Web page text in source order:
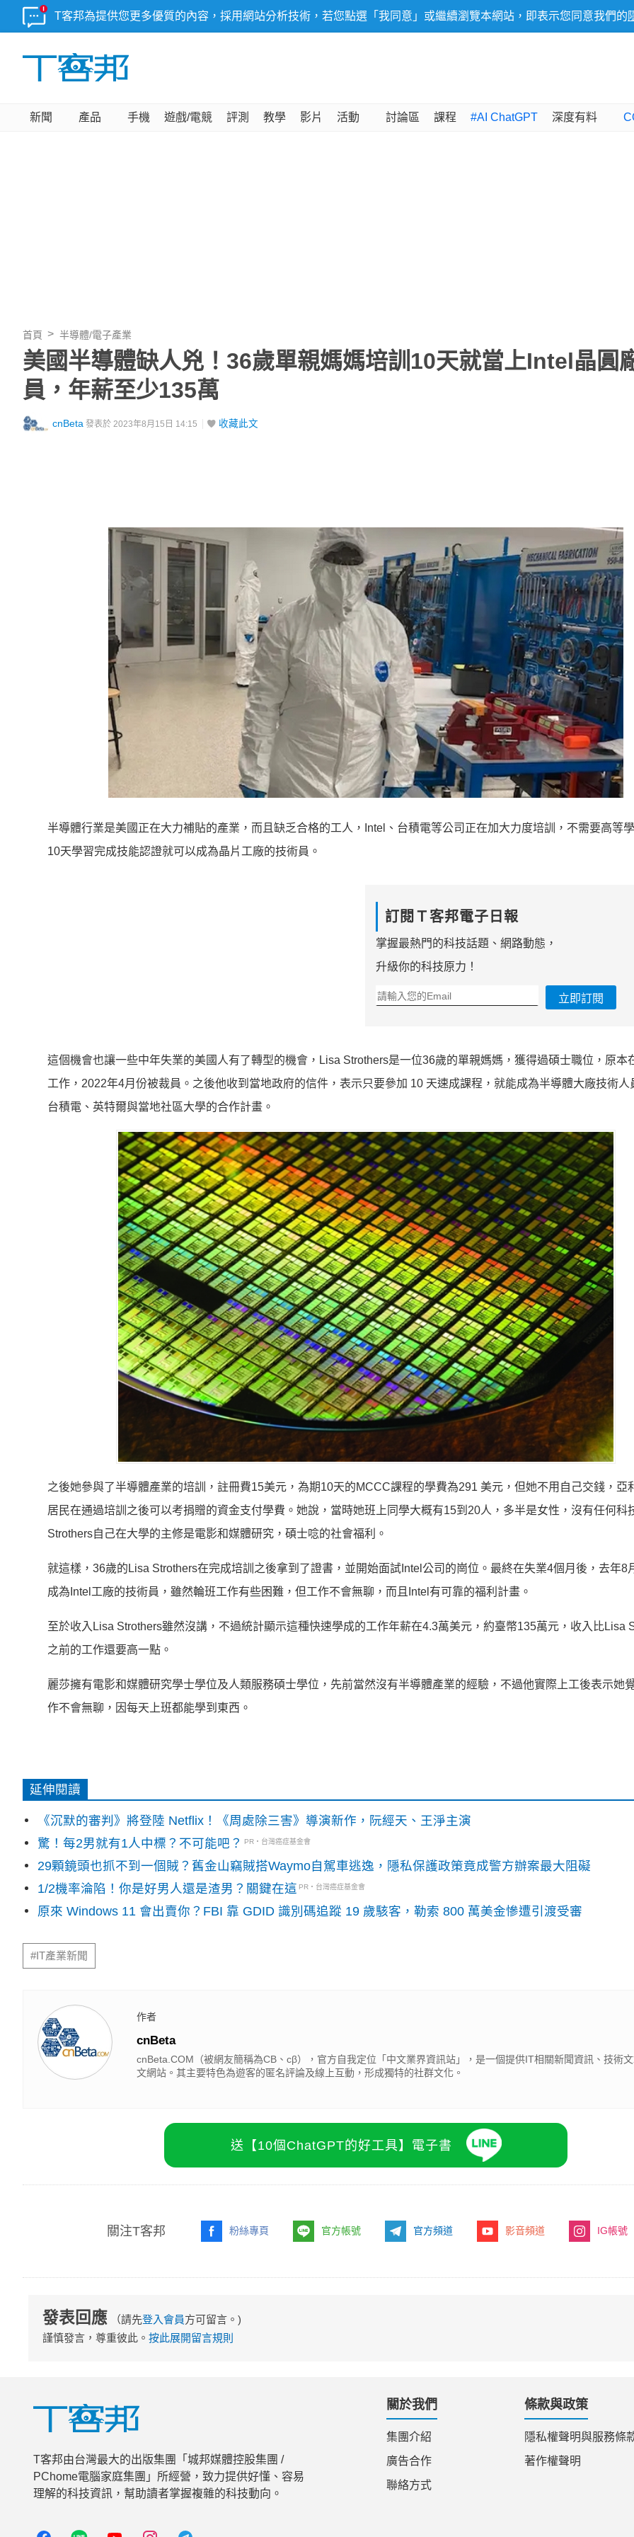
T客邦為提供您更多優質的內容，採用網站分析技術，若您點選「我同意」或繼續瀏覽本網站，即表示您同意我們的
新聞 產品 手機 遊戲/電競 評測 教學 影片 活動 討論區 課程 #AI ChatGPT 深度有料
首頁 半導體/電子產業
美國半導體缺人兇！36歲單親媽媽培訓10天就當上Intel晶圓
員，年薪至少135萬
cnBeta 發表於 2023年8月15日 14:15 收藏此文
半導體行業是美國正在大力補貼的產業，而且缺乏合格的工人，Intel、台積電等公司正在加大力度培訓，不需要高等
10天學習完成技能認證就可以成為晶片工廠的技術員。
訂閱Ｔ客邦電子日報
掌握最熱門的科技話題、網路動態，
升級你的科技原力！
立即訂閱
這個機會也讓一些中年失業的美國人有了轉型的機會，Lisa Strothers是一位36歲的單親媽媽，獲得過碩士職位，原本
工作，2022年4月份被裁員。之後他收到當地政府的信件，表示只要參加 10 天速成課程，就能成為半導體大廠技術人
台積電、英特爾與當地社區大學的合作計畫。
之後她參與了半導體產業的培訓，註冊費15美元，為期10天的MCCC課程的學費為291 美元，但她不用自己交錢，亞
居民在通過培訓之後可以考捐贈的資金支付學費。她說，當時她班上同學大概有15到20人，多半是女性，沒有任何科
Strothers自己在大學的主修是電影和媒體研究，碩士唸的社會福利。
就這樣，36歲的Lisa Strothers在完成培訓之後拿到了證書，並開始面試Intel公司的崗位。最終在失業4個月後，去年8
成為Intel工廠的技術員，雖然輪班工作有些困難，但工作不會無聊，而且Intel有可靠的福利計畫。
至於收入Lisa Strothers雖然沒講，不過統計顯示這種快速學成的工作年薪在4.3萬美元，約臺幣135萬元，收入比Lisa
之前的工作還要高一點。
麗莎擁有電影和媒體研究學士學位及人類服務碩士學位，先前當然沒有半導體產業的經驗，不過他實際上工後表示她
作不會無聊，因每天上班都能學到東西。
延伸閱讀
《沉默的審判》將登陸 Netflix！《周處除三害》導演新作，阮經天、王淨主演
驚！每2男就有1人中標？不可能吧？
PR・台灣癌症基金會
29顆鏡頭也抓不到一個賊？舊金山竊賊搭Waymo自駕車逃逸，隱私保護政策竟成警方辦案最大阻礙
1/2機率淪陷！你是好男人還是渣男？關鍵在這 PR・台灣癌症基金會
原來 Windows 11 會出賣你？FBI 靠 GDID 識別碼追蹤 19 歲駭客，勒索 800 萬美金慘遭引渡受審
#IT產業新聞
作者
cnBeta
cnBeta.COM（被網友簡稱為CB、cβ），官方自我定位「中文業界資訊站」，是一個提供IT相關新聞資訊、技術
文網站。其主要特色為遊客的匿名評論及線上互動，形成獨特的社群文化。
送【10個ChatGPT的好工具】電子書
關注T客邦 粉絲專頁 官方帳號 官方頻道 影音頻道 IG帳號
發表回應 （請先登入會員方可留言。)
謹慎發言，尊重彼此。 按此展開留言規則
T客邦由台灣最大的出版集團「城邦媒體控股集團 /
PChome電腦家庭集團」所經營，致力提供好懂、容易
理解的科技資訊，幫助讀者掌握複雜的科技動向。
關於我們
集團介紹
廣告合作
聯絡方式
條款與政策
隱私權聲明與服務條
著作權聲明